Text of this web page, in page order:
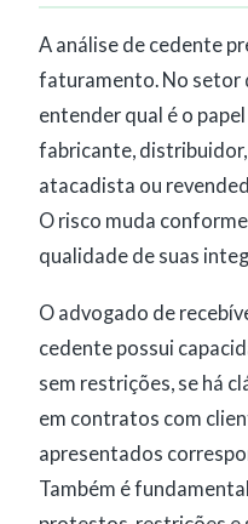
A análise de cedente
faturamento. No setor
entender qual é o
fabricante,
atacadista ou
O risco muda
qualidade de suas
O advogado de
cedente possui
sem restrições, se há
em contratos com
apresentados
Também é